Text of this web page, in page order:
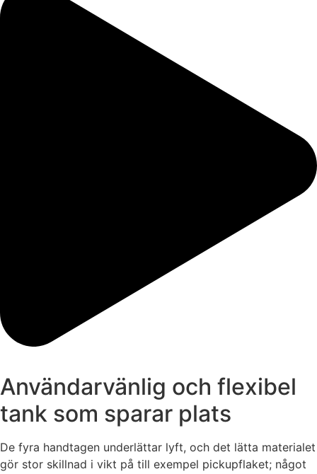
Användarvänlig och flexibel
tank som sparar plats
De fyra handtagen underlättar lyft, och det lätta materialet
gör stor skillnad i vikt på till exempel pickupflaket; något